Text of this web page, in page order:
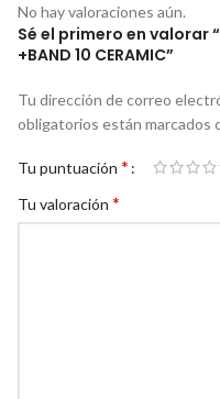
No hay valoraciones aún.
Sé el primero en valorar
+BAND 10 CERAMIC”
Tu dirección de correo
obligatorios están marcados
Tu puntuación *
Tu valoración *